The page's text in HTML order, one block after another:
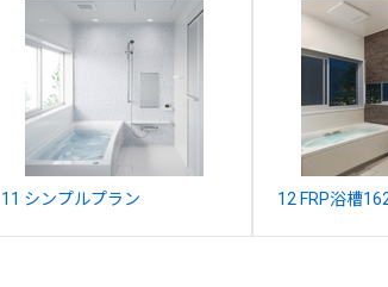
11 シンプルプラン 12 FRP浴槽